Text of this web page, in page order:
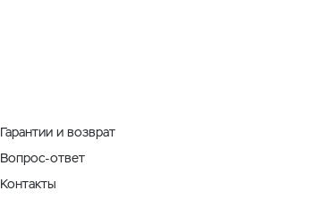
Гарантии и возврат
Вопрос-ответ
Контакты